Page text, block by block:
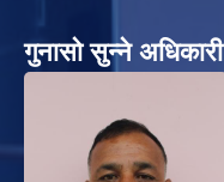
गुनासो सुन्ने अधिकारी